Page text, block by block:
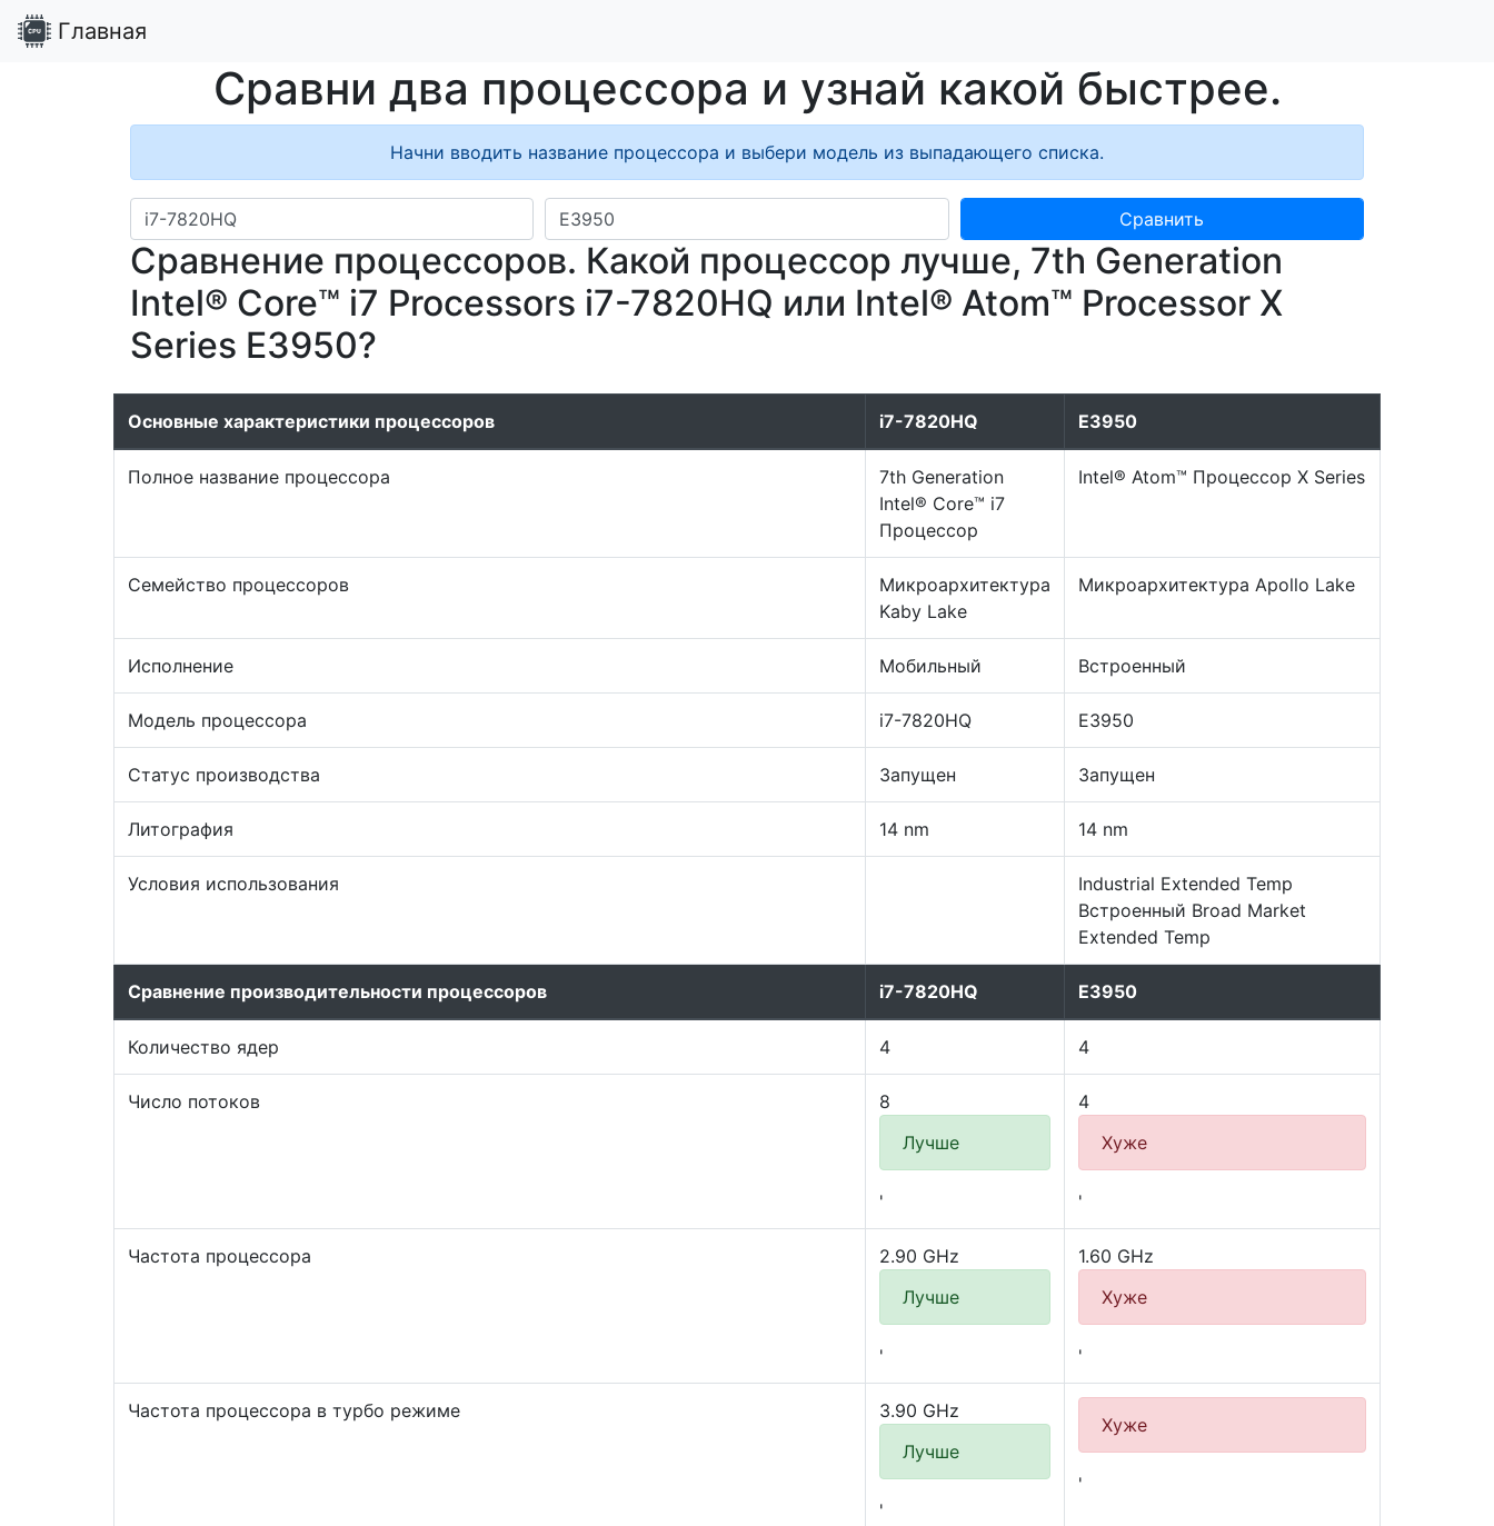
Главная
Сравни два процессора и узнай какой быстрее.
Начни вводить название процессора и выбери модель из выпадающего списка.
Сравнить
Сравнение процессоров. Какой процессор лучше, 7th Generation
Intel® Core™ i7 Processors i7-7820HQ или Intel® Atom™ Processor X
Series E3950?
Основные характеристики процессоров i7-7820HQ E3950
Полное название процессора
7th Generation
Intel® Core™ i7
Процессор
Intel® Atom™ Процессор X Series
Семейство процессоров
Микроархитектура
Kaby Lake
Микроархитектура Apollo Lake
Исполнение Мобильный Встроенный
Модель процессора i7-7820HQ E3950
Статус производства Запущен Запущен
Литография 14 nm 14 nm
Условия использования
Industrial Extended Temp
Встроенный Broad Market
Extended Temp
Сравнение производительности процессоров i7-7820HQ E3950
Количество ядер 4 4
Число потоков
8
Лучше
'
4
Хуже
'
Частота процессора
2.90 GHz
Лучше
'
1.60 GHz
Хуже
'
Частота процессора в турбо режиме
3.90 GHz
Лучше
'
Хуже
'